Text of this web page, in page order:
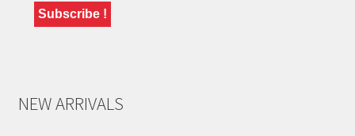
NEW ARRIVALS